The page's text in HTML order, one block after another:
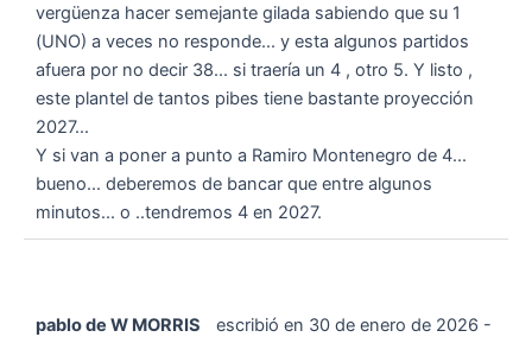
vergüenza hacer semejante gilada sabiendo que su 1
(UNO) a veces no responde... y esta algunos partidos
afuera por no decir 38... si traería un 4 , otro 5. Y listo ,
este plantel de tantos pibes tiene bastante proyección
2027...
Y si van a poner a punto a Ramiro Montenegro de 4...
bueno... deberemos de bancar que entre algunos
minutos... o ..tendremos 4 en 2027.
pablo de W MORRIS escribió en 30 de enero de 2026 -